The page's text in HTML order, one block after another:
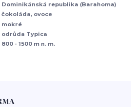
Dominikánská republika (Barahoma)
čokoláda, ovoce
mokré
odrůda Typica
800 - 1500 m n. m.